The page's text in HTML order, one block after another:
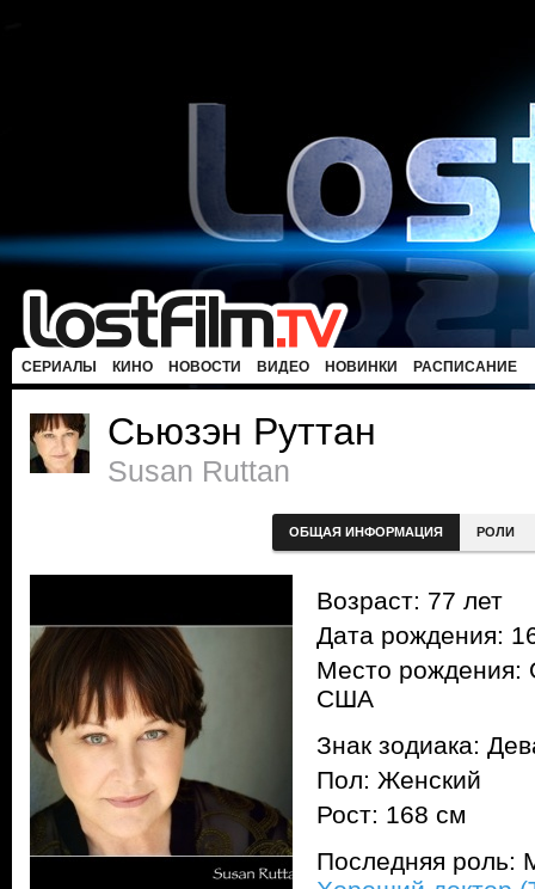
СЕРИАЛЫ КИНО НОВОСТИ ВИДЕО НОВИНКИ РАСПИСАНИЕ
Сьюзэн Руттан
Susan Ruttan
ОБЩАЯ ИНФОРМАЦИЯ РОЛИ
Возраст: 77 лет
Дата рождения:
Место рождения:
США
Знак зодиака:
Пол: Женский
Рост: 168 см
Последняя роль: